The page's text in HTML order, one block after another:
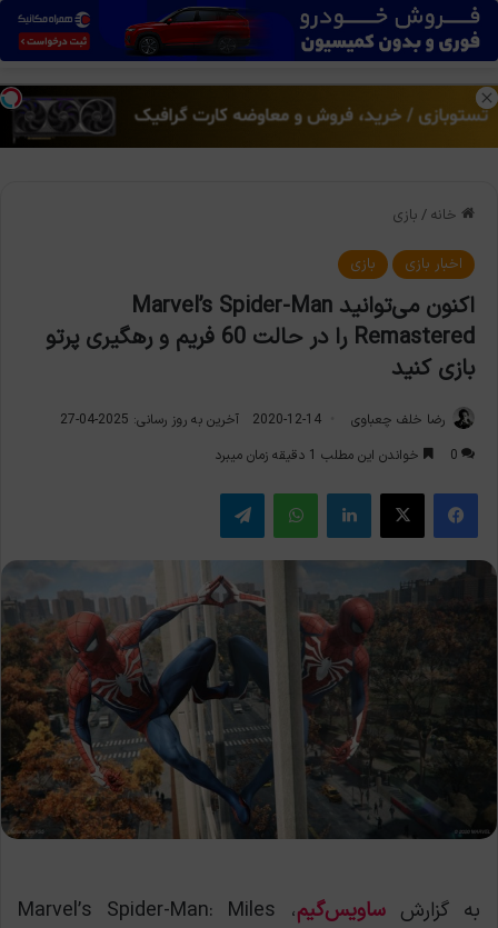
منو
خانه / بازی
اخبار بازی بازی
اکنون می‌توانید Marvel’s Spider-Man
Remastered را در حالت 60 فریم و رهگیری پرتو
بازی کنید
رضا خلف چعباوی 2020-12-14
آخرین به روز رسانی: 2025-04-27
0
خواندن این مطلب 1 دقیقه زمان میبرد
فیس بوک X لینکدین واتس آپ تلگرام
به گزارشساویس‌گیم
، Marvel’s Spider-Man: Miles